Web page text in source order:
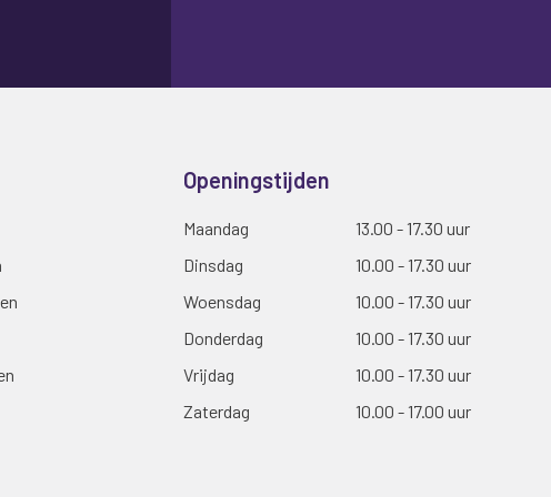
Openingstijden
Maandag
13.00 - 17.30 uur
Dinsdag
10.00 - 17.30 uur
Woensdag
10.00 - 17.30 uur
Donderdag
10.00 - 17.30 uur
Vrijdag
10.00 - 17.30 uur
Zaterdag
10.00 - 17.00 uur